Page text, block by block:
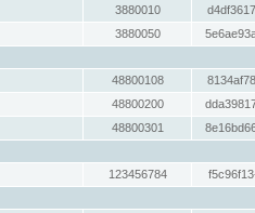
3880010
3880050
48800108
48800200
48800301
123456784